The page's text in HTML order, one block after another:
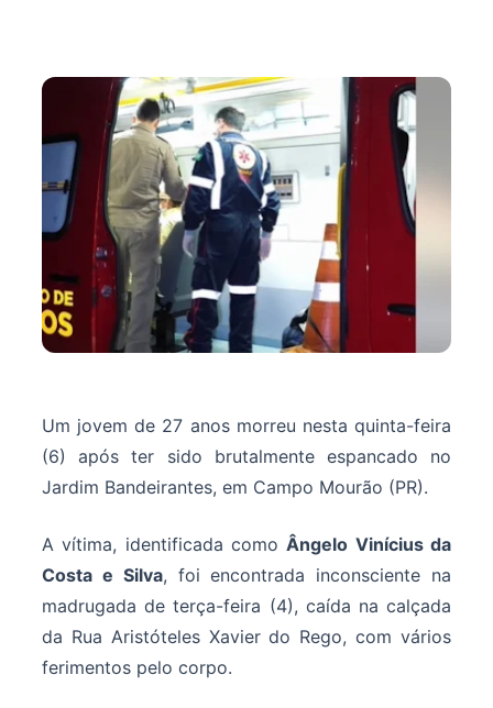
Um jovem de 27 anos morreu nesta quinta-feira
(6) após ter sido brutalmente espancado no
Jardim Bandeirantes, em Campo Mourão (PR).
A vítima, identificada comoÂngelo Vinícius da
Costa e Silva, foi encontrada inconsciente na
madrugada de terça-feira (4), caída na calçada
da Rua Aristóteles Xavier do Rego, com vários
ferimentos pelo corpo.